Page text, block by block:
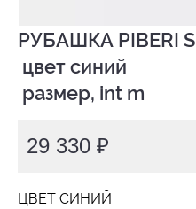
РУБАШКА PIBERI S
размер, int m
29 330 ₽
ЦВЕТ СИНИЙ